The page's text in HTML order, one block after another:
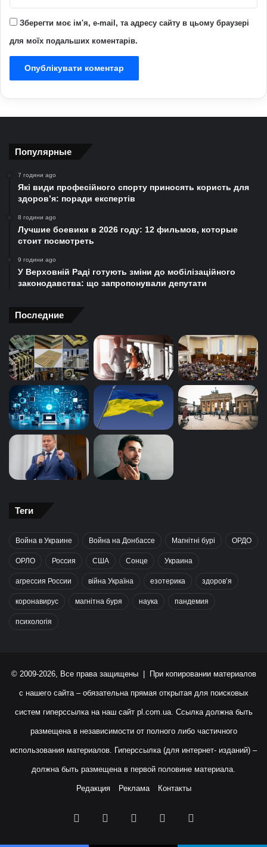
Зберегти моє ім'я, e-mail, та адресу сайту в цьому браузері
для моїх подальших коментарів.
Популярные
7 години ago
Які види професійного спорту приносять користь для
здоров’я: поради експертів
8 години ago
Лучшие боевики в 2026 году: 12 фильмов, которые
стоит посмотреть
9 години ago
У Верховній Раді готують зміни до мобілізаційного
законодавства: що запропонували депутати
Последние
Теги
Война в Украине Война на Донбассе Магнітні бурі ОРДО
ОРЛО Россия США Сонце Украина
агрессия России війна Україна езотерика здоров’я
коронавирус магнітна буря наука пандемия
психологія
© 2009-2026, Все права защищены | При копировании материалов
с нашего сайта – обязательна прямая открытая для поисковых
систем гиперссылка на наш сайт pl.com.ua. Ссылка должна быть
размещена в независимости от полного либо частичного
использования материалов. Гиперссылка (для интернет- изданий) –
должна быть размещена в первой половине материала.
Редакция Реклама Контакты
Facebook YouTubeInstagram